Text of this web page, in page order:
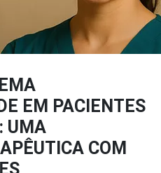
EM PACIENTES
UMA
COM